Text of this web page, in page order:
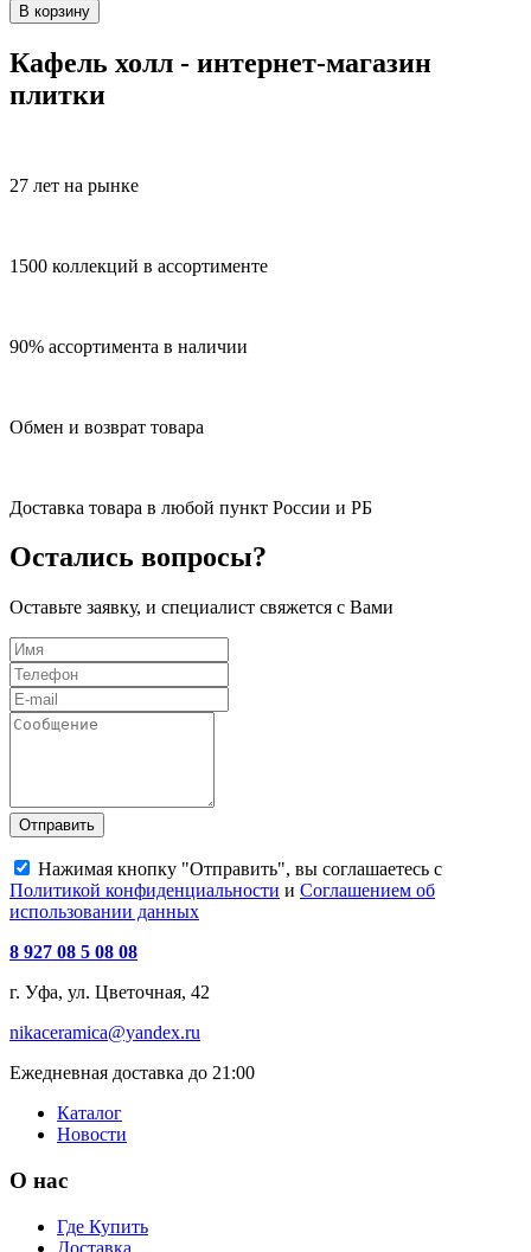
В корзину
Кафель холл - интернет-магазин
плитки
27 лет на рынке
1500 коллекций в ассортименте
90% ассортимента в наличии
Обмен и возврат товара
Доставка товара в любой пункт России и РБ
Остались вопросы?
Оставьте заявку, и специалист свяжется с Вами
Отправить
Нажимая кнопку "Отправить", вы соглашаетесь с
Политикой конфиденциальности и Соглашением об
использовании данных
8 927 08 5 08 08
г. Уфа, ул. Цветочная, 42
nikaceramica@yandex.ru
Ежедневная доставка до 21:00
Каталог
Новости
О нас
Где Купить
Доставка